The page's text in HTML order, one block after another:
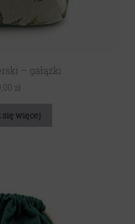
– gałązki
zł
się więcej